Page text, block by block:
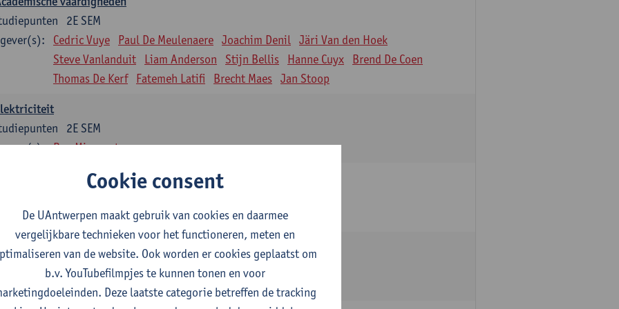
2E SEM
Cedric Vuye Paul De Meulenaere Joachim Denil Järi Van den Hoek
Steve Vanlanduit
Liam Anderson Stijn Bellis Hanne Cuyx
Brend De Coen
Thomas De Kerf
Fatemeh Latifi Brecht Maes Jan Stoop
2E SEM
Ben Minnaert
en Dynamica
Gunther Steenackers Steven Lenssen
2E SEM
studiepunten
Linda Beenaerts
Cookie consent
De UAntwerpen maakt gebruik van cookies en daarmee
vergelijkbare technieken voor het functioneren, meten en
van de website. Ook worden er cookies geplaatst om
b.v. YouTubefilmpjes te kunnen tonen en voor
Deze laatste categorie betreffen de tracking